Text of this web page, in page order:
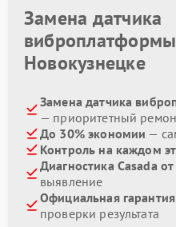
Замена датчика
виброплатформы
Новокузнецке
Замена датчика
— приоритетный
До 30% экономии —
Контроль на каждом
Диагностика Casada
выявление
Официальная
проверки результата